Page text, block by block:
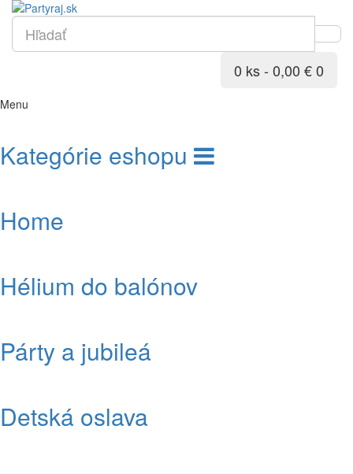
0 ks - 0,00 €0
Menu
Kategórie eshopu
Home
Hélium do balónov
Párty a jubileá
Detská oslava